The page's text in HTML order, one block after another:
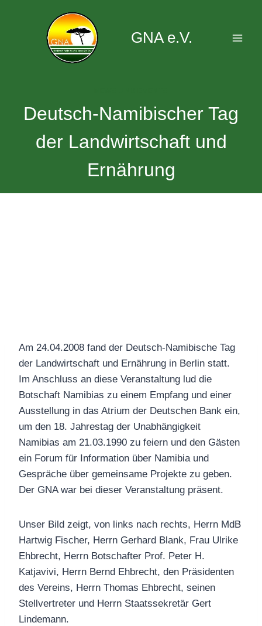
GNA e.V.
Deutsch-Namibischer Tag
der Landwirtschaft und
Ernährung
Am 24.04.2008 fand der Deutsch-Namibische Tag
der Landwirtschaft und Ernährung in Berlin statt.
Im Anschluss an diese Veranstaltung lud die
Botschaft Namibias zu einem Empfang und einer
Ausstellung in das Atrium der Deutschen Bank ein,
um den 18. Jahrestag der Unabhängigkeit
Namibias am 21.03.1990 zu feiern und den Gästen
ein Forum für Information über Namibia und
Gespräche über gemeinsame Projekte zu geben.
Der GNA war bei dieser Veranstaltung präsent.
Unser Bild zeigt, von links nach rechts, Herrn MdB
Hartwig Fischer, Herrn Gerhard Blank, Frau Ulrike
Ehbrecht, Herrn Botschafter Prof. Peter H.
Katjavivi, Herrn Bernd Ehbrecht, den Präsidenten
des Vereins, Herrn Thomas Ehbrecht, seinen
Stellvertreter und Herrn Staatssekretär Gert
Lindemann.